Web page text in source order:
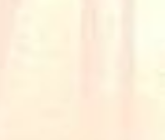
งเวลา
อน
ๆ